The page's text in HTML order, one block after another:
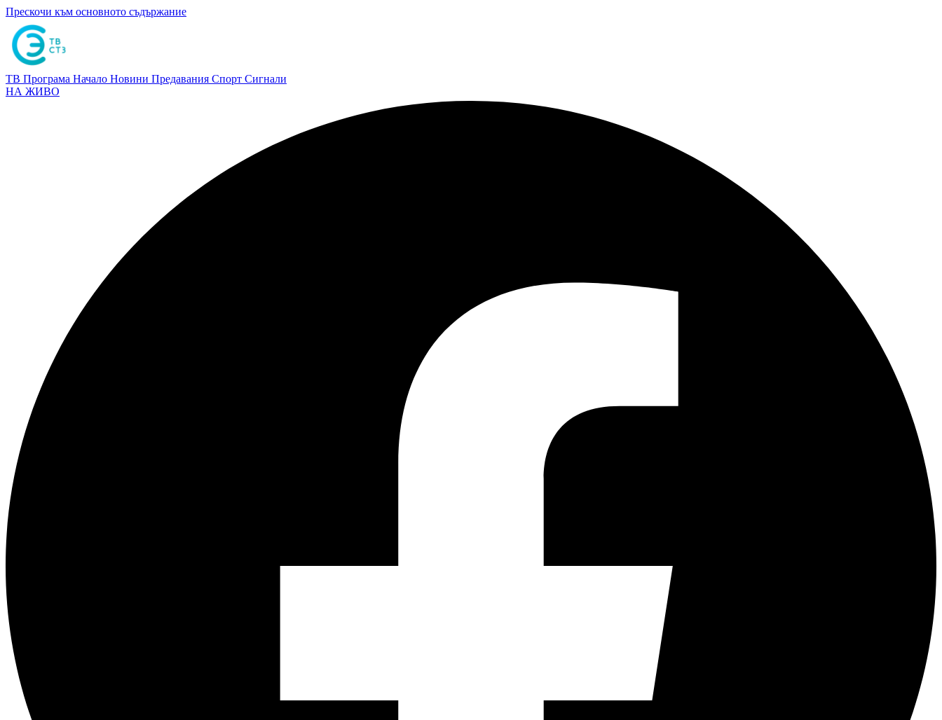
Прескочи към основното съдържание
ТВ Програма Начало Новини Предавания Спорт Сигнали
НА ЖИВО